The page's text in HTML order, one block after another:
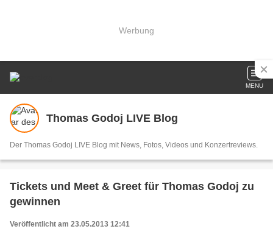
Werbung
MENU
Thomas Godoj LIVE Blog
Der Thomas Godoj LIVE Blog mit News, Fotos, Videos und Konzertreviews.
Tickets und Meet & Greet für Thomas Godoj zu
gewinnen
Veröffentlicht am 23.05.2013 12:41